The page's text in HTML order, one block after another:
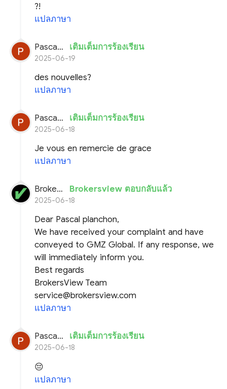
?!
แปลภาษา
Pascal planchon เติมเต็มการร้องเรียน
2025-06-19
des nouvelles?
แปลภาษา
Pascal planchon เติมเต็มการร้องเรียน
2025-06-18
Je vous en remercie de grace
แปลภาษา
BrokersView Brokersview ตอบกลับแล้ว
2025-06-18
Dear Pascal planchon,
We have received your complaint and have
conveyed to GMZ Global. If any response, we
will immediately inform you.
Best regards
BrokersView Team
service@brokersview.com
แปลภาษา
Pascal planchon เติมเต็มการร้องเรียน
2025-06-18
😔
แปลภาษา